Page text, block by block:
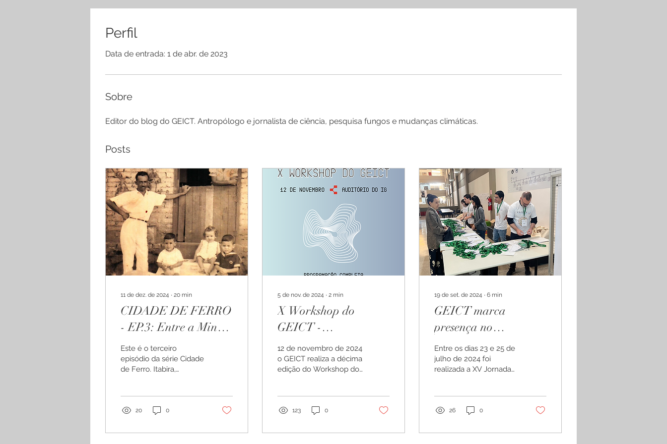
Perfil
Data de entrada: 1 de abr. de 2023
Sobre
Editor do blog do GEICT. Antropólogo e jornalista de ciência, pesquisa fungos e mudanças climáticas.
Posts
11 de dez. de 2024 ∙ 20 min
CIDADE DE FERRO
- EP.3: Entre a Mina e
a Vila
Este é o terceiro
episódio da série Cidade
de Ferro. Itabira,
20 0
5 de nov. de 2024 ∙ 2 min
X Workshop do
GEICT -
Programação
completa
12 de novembro de 2024
o GEICT realiza a décima
edição do Workshop do
123 0
19 de set. de 2024 ∙ 6 min
GEICT marca
presença no
ESOCITE LA 2024
Entre os dias 23 e 25 de
julho de 2024 foi
realizada a XV Jornada
mais...
26 0